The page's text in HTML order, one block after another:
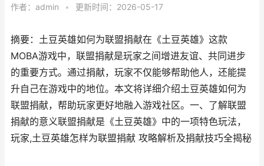
作者： admin • 更新时间：2026-05-17
摘要：土豆英雄如何为联盟捐献在《土豆英雄》这款
MOBA游戏中，联盟捐献是玩家之间增进友谊、共同进步
的重要方式。通过捐献，玩家不仅能够帮助他人，还能提
升自己在游戏中的地位。本文将详细介绍土豆英雄如何为
联盟捐献，帮助玩家更好地融入游戏社区。一、了解联盟
捐献的意义联盟捐献是《土豆英雄》中的一项特色玩法，
玩家,土豆英雄怎样为联盟捐献 攻略解析及捐献技巧全揭秘